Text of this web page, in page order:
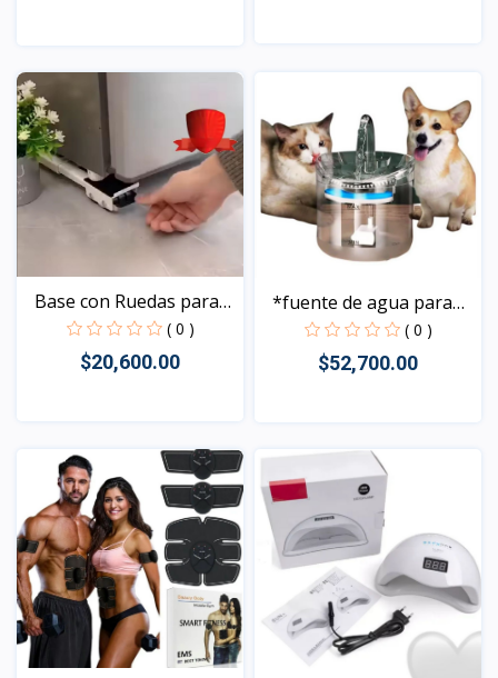
Vista
Base con Ruedas para
( 0 )
$20,600.00
*fuente de agua para
ma...
( 0 )
$52,700.00
Vista